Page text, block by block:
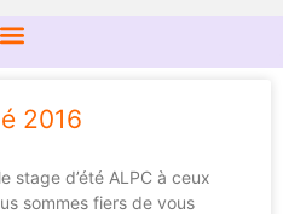
2016
stage d’été ALPC à ceux
sommes fiers de vous